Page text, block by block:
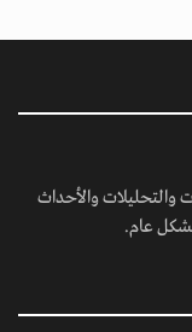
والتحليلات والأحداث
عام.